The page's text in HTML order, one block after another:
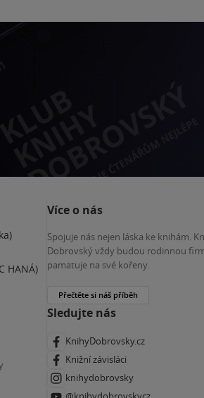
HANÁ)
Více o nás
Spojuje nás nejen láska ke knihám.
Dobrovský vždy budou rodinnou
pamatuje na své kořeny.
Přečtěte si náš příběh
Sledujte nás
KnihyDobrovsky.cz
Knižní závisláci
knihydobrovsky